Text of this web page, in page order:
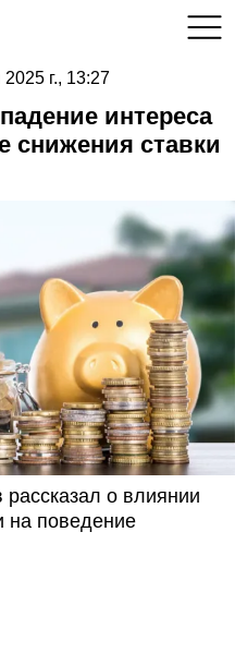
г., 13:27
интереса
снижения ставки
о влиянии
на поведение